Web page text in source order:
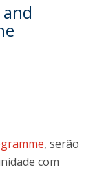
, serão
com